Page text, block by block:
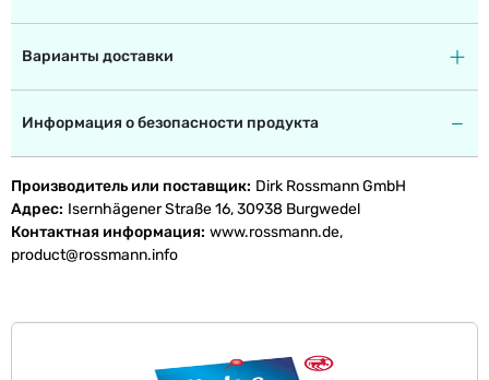
Варианты доставки
Информация о безопасности продукта
Производитель или поставщик Dirk Rossmann GmbH
Адрес Isernhägener Straße 16, 30938 Burgwedel
Контактная информация www.rossmann.de,
product@rossmann.info